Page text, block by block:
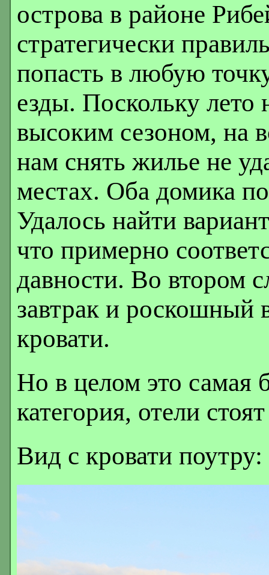
острова в районе
стратегически
попасть в любую
езды. Поскольку лето
высоким сезоном, на
нам снять жилье не
местах. Оба домика
Удалось найти
что примерно
давности. Во втором
завтрак и роскошный
кровати.
Но в целом это самая
категория, отели
Вид с кровати поутру: